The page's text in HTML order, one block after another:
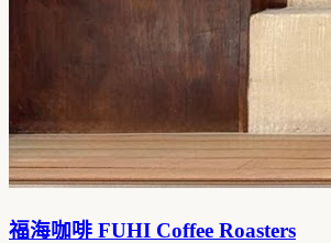
福海咖啡 FUHI Coffee Roasters